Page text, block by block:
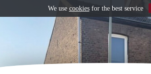
We use cookiesfor the best service